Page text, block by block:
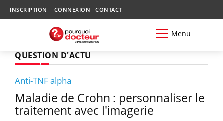
INSCRIPTION CONNEXION CONTACT
Menu
QUESTION D'ACTU
Anti-TNF alpha
Maladie de Crohn : personnaliser le
traitement avec l'imagerie